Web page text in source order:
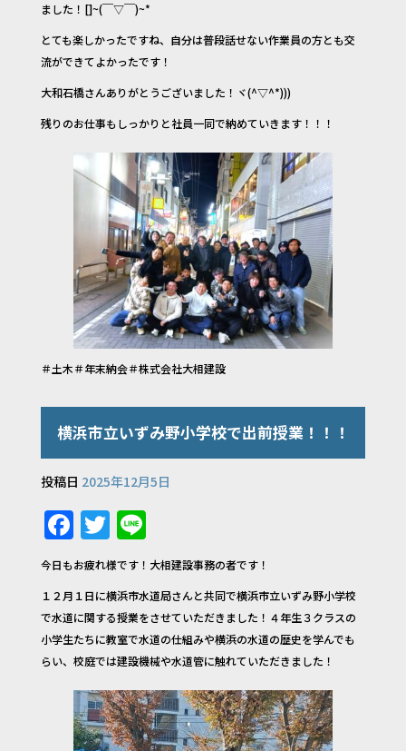
ました！[]~(￣▽￣)~*
とても楽しかったですね、自分は普段話せない作業員の方とも交
流ができてよかったです！
大和石橋さんありがとうございました！ヾ(^▽^*)))
残りのお仕事もしっかりと社員一同で納めていきます！！！
＃土木＃年末納会＃株式会社大相建設
横浜市立いずみ野小学校で出前授業！！！
投稿日 2025年12月5日
F
a
c
e
b
o
o
k
T
w
it
te
r
Li
n
e
今日もお疲れ様です！大相建設事務の者です！
１２月１日に横浜市水道局さんと共同で横浜市立いずみ野小学校
で水道に関する授業をさせていただきました！４年生３クラスの
小学生たちに教室で水道の仕組みや横浜の水道の歴史を学んでも
らい、校庭では建設機械や水道管に触れていただきました！